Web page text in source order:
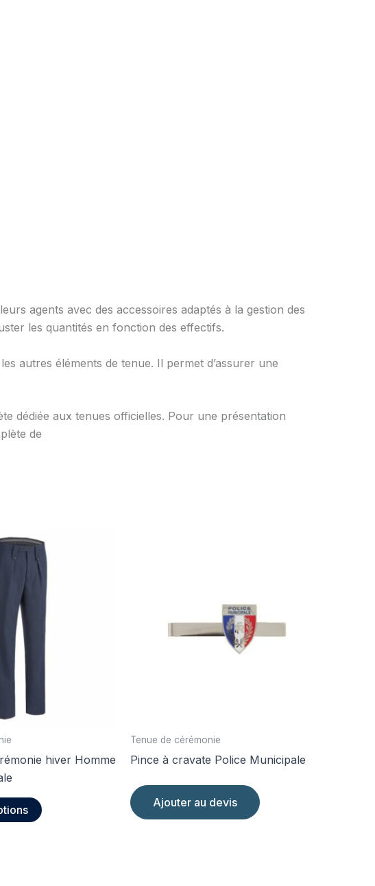
agents avec des accessoires adaptés à la gestion des
les quantités en fonction des effectifs.
autres éléments de tenue. Il permet d’assurer une
dédiée aux tenues officielles. Pour une présentation
de
hiver Homme
produit
Tenue de cérémonie
Pince à cravate Police Municipale
Ajouter au devis